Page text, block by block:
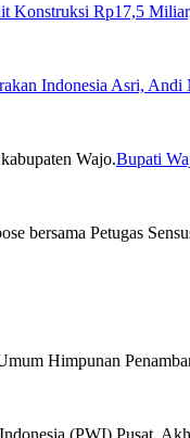
Konstruksi Rp17,5
Indonesia Asri, Andi
Bupati